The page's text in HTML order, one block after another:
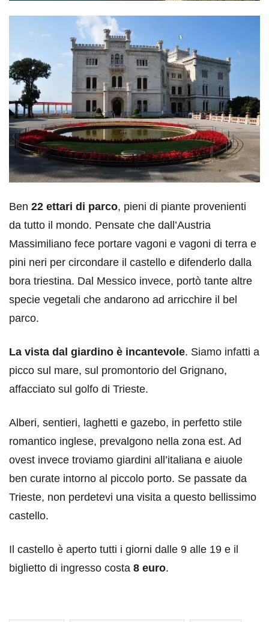
Ben 22 ettari di parco, pieni di piante provenienti
da tutto il mondo. Pensate che dall’Austria
Massimiliano fece portare vagoni e vagoni di terra e
pini neri per circondare il castello e difenderlo dalla
bora triestina. Dal Messico invece, portò tante altre
specie vegetali che andarono ad arricchire il bel
parco.
La vista dal giardino è incantevole. Siamo infatti a
picco sul mare, sul promontorio del Grignano,
affacciato sul golfo di Trieste.
Alberi, sentieri, laghetti e gazebo, in perfetto stile
romantico inglese, prevalgono nella zona est. Ad
ovest invece troviamo giardini all’italiana e aiuole
ben curate intorno al piccolo porto. Se passate da
Trieste, non perdetevi una visita a questo bellissimo
castello.
Il castello è aperto tutti i giorni dalle 9 alle 19 e il
biglietto di ingresso costa 8 euro.